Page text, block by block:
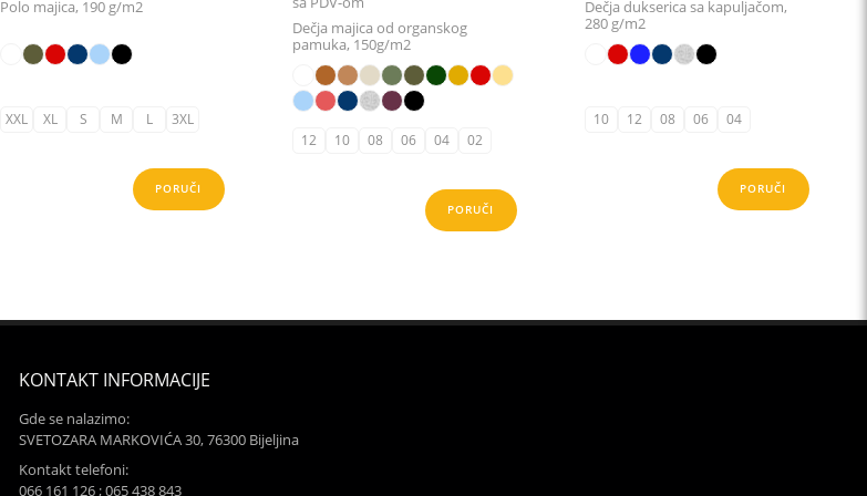
Polo majica, 190 g/m2
PORUČI
XXL XL S M L 3XL
5,28 KM
5,87 KM
Dečja majica od organskog
pamuka, 150g/m2
PORUČI
12 10 08 06 04 02
Dečja dukserica sa kapuljačom,
280 g/m2
PORUČI
10 12 08 06 04
KONTAKT INFORMACIJE
Gde se nalazimo:
SVETOZARA MARKOVIĆA 30, 76300 Bijeljina
Kontakt telefoni:
066 161 126 ; 065 438 843